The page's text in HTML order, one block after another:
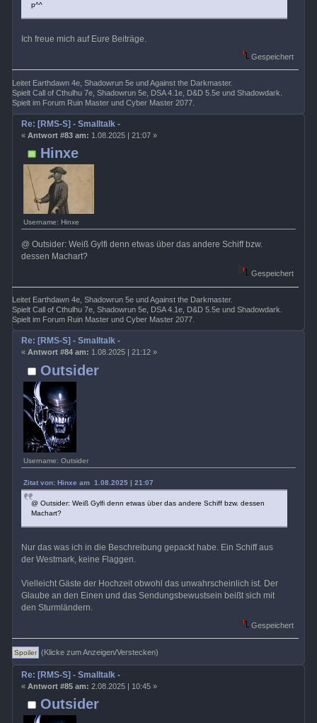
p^^
Ich freue mich auf Eure Beiträge.
Gespeichert
Leitet Earthdawn 4e, Shadowrun 5e und Against the Darkmaster.
Spielt Call of Cthulhu 7e, Shadowrun 5e, DSA 4.1e, D&D 5.5e und Shadowdark.
Spielt im Forum Ruin Master und Cyber Master 2077.
Hinxe
Username: Hinxe
Re: [RMS-S] - Smalltalk -
« Antwort #83 am: 1.08.2025 | 21:07 »
@ Outsider: Weiß Gylfi denn etwas über das andere Schiff bzw.
dessen Machart?
Gespeichert
Leitet Earthdawn 4e, Shadowrun 5e und Against the Darkmaster.
Spielt Call of Cthulhu 7e, Shadowrun 5e, DSA 4.1e, D&D 5.5e und Shadowdark.
Spielt im Forum Ruin Master und Cyber Master 2077.
Outsider
Username: Outsider
Re: [RMS-S] - Smalltalk -
« Antwort #84 am: 1.08.2025 | 21:12 »
Zitat von: Hinxe am 1.08.2025 | 21:07
@ Outsider: Weiß Gylfi denn etwas über das andere Schiff bzw. dessen
Machart?
Nur das was ich in die Beschreibung gepackt habe. Ein Schiff aus
der Westmark, keine Flaggen.
Vielleicht Gäste der Hochzeit obwohl das unwahrscheinlich ist. Der
Glaube an den Einen und das Sendungsbewustsein beißt sich mit
den Sturmländern.
Gespeichert
(Klicke zum Anzeigen/Verstecken)
Outsider
Re: [RMS-S] - Smalltalk -
« Antwort #85 am: 2.08.2025 | 10:45 »